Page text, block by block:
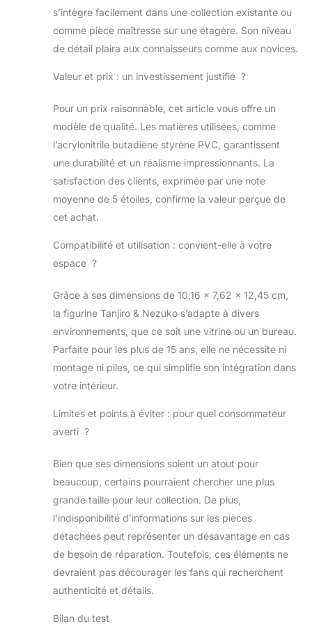
incroyables
figurines
Ichibansho Seul le
produit portant
Bandai Namco a
soigneusement
testé pour la
sécurité et répond
à toutes les
normes de
sécurité des
produits de
consommation
l'acheteur à une
s’intègre facilement dans une collection existante ou
comme pièce maîtresse sur une étagère. Son niveau
de détail plaira aux connaisseurs comme aux novices.
Valeur et prix : un investissement justifié ?
Pour un prix raisonnable, cet article vous offre un
modèle de qualité. Les matières utilisées, comme
l’acrylonitrile butadiène styrène PVC, garantissent
une durabilité et un réalisme impressionnants. La
satisfaction des clients, exprimée par une note
moyenne de 5 étoiles, confirme la valeur perçue de
cet achat.
Compatibilité et utilisation : convient-elle à votre
espace ?
Grâce à ses dimensions de 10,16 x 7,62 x 12,45 cm,
la figurine Tanjiro & Nezuko s’adapte à divers
environnements, que ce soit une vitrine ou un bureau.
Parfaite pour les plus de 15 ans, elle ne nécessite ni
montage ni piles, ce qui simplifie son intégration dans
votre intérieur.
Limites et points à éviter : pour quel consommateur
averti ?
Bien que ses dimensions soient un atout pour
beaucoup, certains pourraient chercher une plus
grande taille pour leur collection. De plus,
l’indisponibilité d’informations sur les pièces
détachées peut représenter un désavantage en cas
de besoin de réparation. Toutefois, ces éléments ne
devraient pas décourager les fans qui recherchent
authenticité et détails.
Bilan du test